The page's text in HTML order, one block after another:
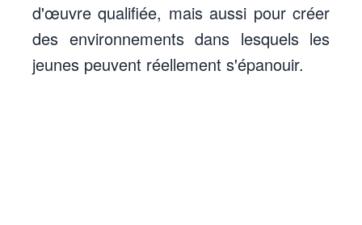
d'œuvre qualifiée, mais aussi pour créer
des environnements dans lesquels les
jeunes peuvent réellement s'épanouir.